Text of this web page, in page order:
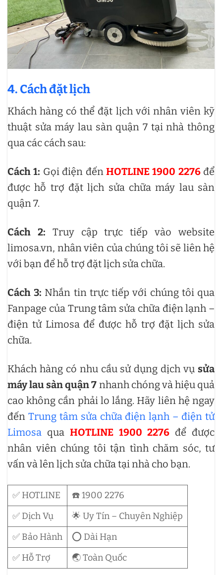
4. Cách đặt lịch
Khách hàng có thể đặt lịch với nhân viên kỹ
thuật sửa máy lau sàn quận 7 tại nhà thông
qua các cách sau:
Cách 1: Gọi điện đến HOTLINE 1900 2276để
được hỗ trợ đặt lịch sửa chữa máy lau sàn
quận 7.
Cách 2: Truy cập trực tiếp vào website
limosa.vn, nhân viên của chúng tôi sẽ liên hệ
với bạn để hỗ trợ đặt lịch sửa chữa.
Cách 3: Nhắn tin trực tiếp với chúng tôi qua
Fanpage của Trung tâm sửa chữa điện lạnh –
điện tử Limosa để được hỗ trợ đặt lịch sửa
chữa.
Khách hàng có nhu cầu sử dụng dịch vụ sửa
máy lau sàn quận 7 nhanh chóng và hiệu quả
cao không cần phải lo lắng. Hãy liên hệ ngay
đến Trung tâm sửa chữa điện lạnh – điện tử
Limosa qua HOTLINE 1900 2276 để được
nhân viên chúng tôi tận tình chăm sóc, tư
vấn và lên lịch sửa chữa tại nhà cho bạn.
✅ HOTLINE
☎️ 1900 2276
✅ Dịch Vụ
🌟 Uy Tín – Chuyên Nghiệp
✅ Bảo Hành
⭕ Dài Hạn
✅ Hỗ Trợ
🌏 Toàn Quốc